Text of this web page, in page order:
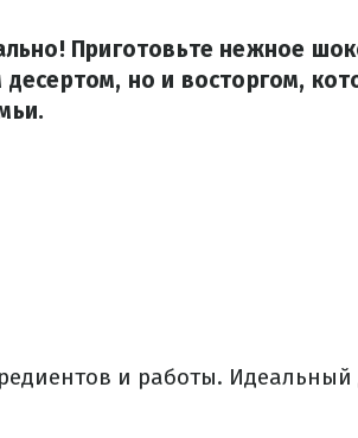
Приготовьте нежное
но и восторгом,
и работы. Идеальный